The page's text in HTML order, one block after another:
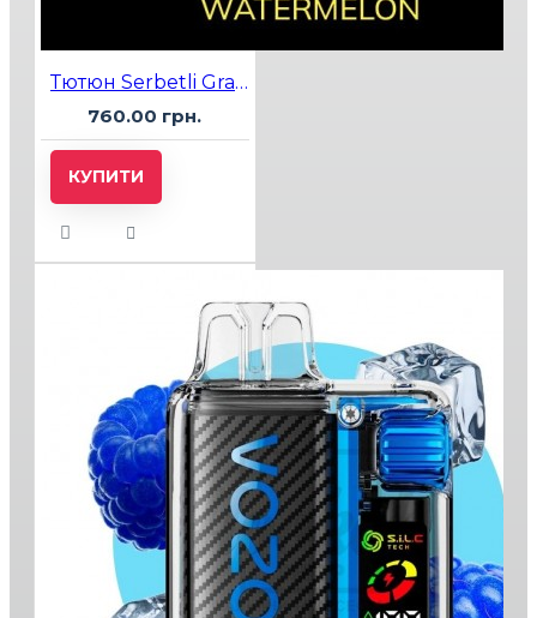
Тютюн Serbetli Grapefruit Blueberry Watermelon (Грейпфрут Чорниця Кавун) 500гр
760.00 грн.
КУПИТИ